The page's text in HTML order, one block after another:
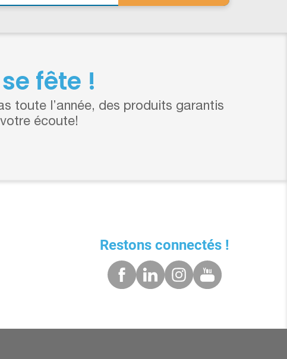
fête !
toute l’année, des produits garantis
écoute!
Restons connectés !